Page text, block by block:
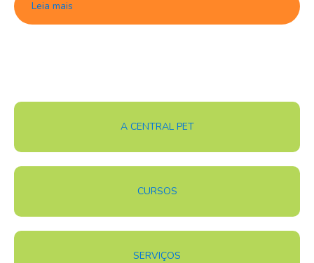
Leia mais
A CENTRAL PET
CURSOS
SERVIÇOS